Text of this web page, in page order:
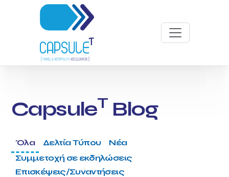
CapsuleT Blog
Όλα Δελτία Τύπου
Νέα
Συμμετοχή σε εκδηλώσεις
Επισκέψεις/Συναντήσεις